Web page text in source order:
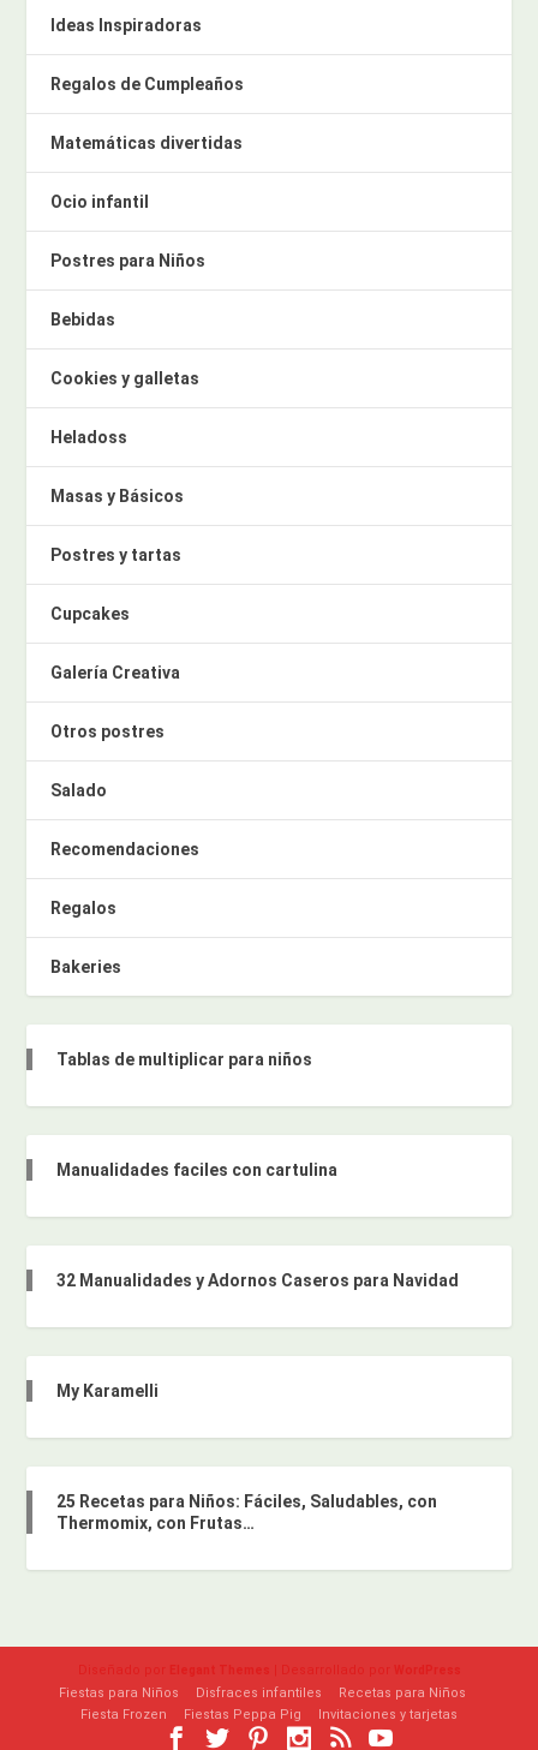
Ideas Inspiradoras
Regalos de Cumpleaños
Matemáticas divertidas
Ocio infantil
Postres para Niños
Bebidas
Cookies y galletas
Heladoss
Masas y Básicos
Postres y tartas
Cupcakes
Galería Creativa
Otros postres
Salado
Recomendaciones
Regalos
Bakeries
Tablas de multiplicar para niños
Manualidades faciles con cartulina
32 Manualidades y Adornos Caseros para Navidad
My Karamelli
25 Recetas para Niños: Fáciles, Saludables, con
Thermomix, con Frutas…
Diseñado por Elegant Themes | Desarrollado por WordPress
Fiestas para Niños Disfraces infantiles
Recetas para Niños
Fiesta Frozen
Fiestas Peppa Pig Invitaciones y tarjetas